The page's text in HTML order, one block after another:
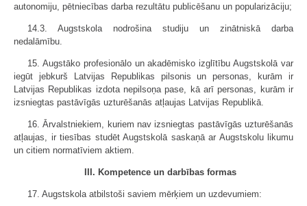
autonomiju, pētniecības darba rezultātu publicēšanu un popularizāciju;
14.3. Augstskola nodrošina studiju un zinātniskā darba
nedalāmību.
15. Augstāko profesionālo un akadēmisko izglītību Augstskolā var
iegūt jebkurš Latvijas Republikas pilsonis un personas, kurām ir
Latvijas Republikas izdota nepilsoņa pase, kā arī personas, kurām ir
izsniegtas pastāvīgās uzturēšanās atļaujas Latvijas Republikā.
16. Ārvalstniekiem, kuriem nav izsniegtas pastāvīgās uzturēšanās
atļaujas, ir tiesības studēt Augstskolā saskaņā ar Augstskolu likumu
un citiem normatīviem aktiem.
III. Kompetence un darbības formas
17. Augstskola atbilstoši saviem mērķiem un uzdevumiem: